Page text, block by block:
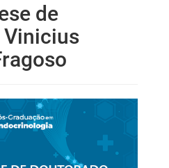
de
Vinicius